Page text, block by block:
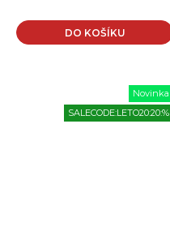
DO KOŠÍKU
Novinka
SALECODE:LETO20:20:%